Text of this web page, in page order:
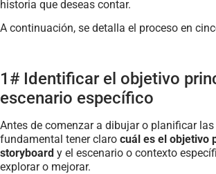
historia que deseas contar.
A continuación, se detalla el proceso en
1# Identificar el objetivo
escenario específico
Antes de comenzar a dibujar o planificar
fundamental tener claro cuál es el objetivo
storyboard y el escenario o contexto
explorar o mejorar.